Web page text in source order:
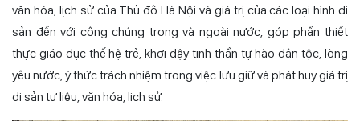
văn hóa, lịch sử của Thủ đô Hà Nội và giá trị của các loại hình di
sản đến với công chúng trong và ngoài nước, góp phần thiết
thực giáo dục thế hệ trẻ, khơi dậy tinh thần tự hào dân tộc, lòng
yêu nước, ý thức trách nhiệm trong việc lưu giữ và phát huy giá trị
di sản tư liệu, văn hóa, lịch sử.